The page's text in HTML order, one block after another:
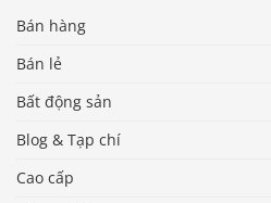
Bán hàng
Bán lẻ
Bất động sản
Blog & Tạp chí
Cao cấp